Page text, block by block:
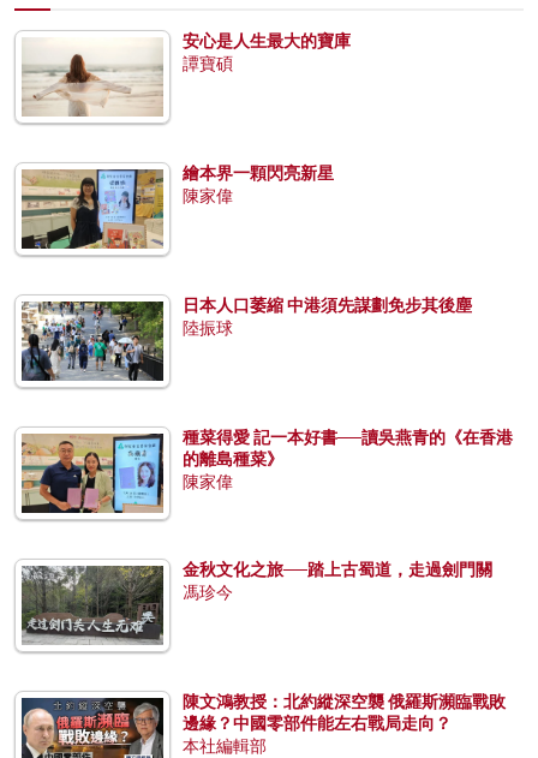
安心是人生最大的寶庫
譚寶碩
繪本界一顆閃亮新星
陳家偉
日本人口萎縮 中港須先謀劃免步其後塵
陸振球
種菜得愛 記一本好書──讀吳燕青的《在香港
的離島種菜》
陳家偉
金秋文化之旅──踏上古蜀道，走過劍門關
馮珍今
陳文鴻教授：北約縱深空襲 俄羅斯瀕臨戰敗
邊緣？中國零部件能左右戰局走向？
本社編輯部